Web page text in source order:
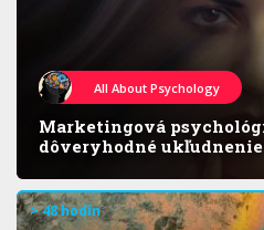
All About Psychology
Marketingová
dôveryhodné ukľudnenie
> 48 hodín